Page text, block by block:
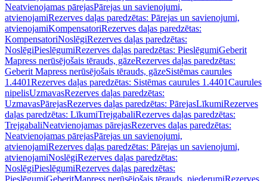
Neatvienojamas pārejasPārejas un savienojumi,
atvienojamiRezerves daļas paredzētas: Pārejas un savienojumi,
atvienojamiKompensatoriRezerves daļas paredzētas:
KompensatoriNoslēgiRezerves daļas paredzētas:
NoslēgiPieslēgumiRezerves daļas paredzētas: PieslēgumiGeberit
Mapress nerūsējošais tērauds, gāzeRezerves daļas paredzētas:
Geberit Mapress nerūsējošais tērauds, gāzeSistēmas caurules
1.4401Rezerves daļas paredzētas: Sistēmas caurules 1.4401Caurules
nipelisUzmavasRezerves daļas paredzētas:
UzmavasPārejasRezerves daļas paredzētas: PārejasLīkumiRezerves
daļas paredzētas: LīkumiTrejgabaliRezerves daļas paredzētas:
TrejgabaliNeatvienojamas pārejasRezerves daļas paredzētas:
Neatvienojamas pārejasPārejas un savienojumi,
atvienojamiRezerves daļas paredzētas: Pārejas un savienojumi,
atvienojamiNoslēgiRezerves daļas paredzētas:
NoslēgiPieslēgumiRezerves daļas paredzētas:
PieslēgumiGeberitMapress nerūsējošais tērauds, piederumiRezerves